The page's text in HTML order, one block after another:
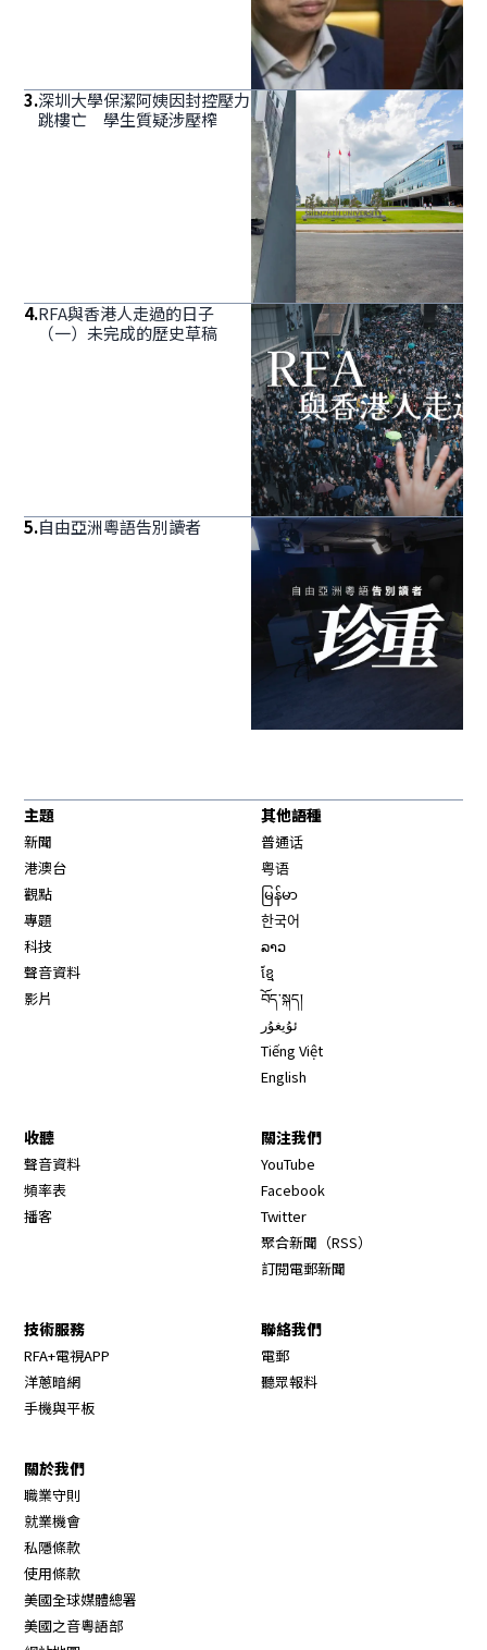
3.深圳大學保潔阿姨因封控壓力
跳樓亡 學生質疑涉壓榨
4.RFA與香港人走過的日子
（一）未完成的歷史草稿
5.自由亞洲粵語告別讀者
主題
新聞
港澳台
觀點
專題
科技
聲音資料
影片
其他語種
普通话
粤语
မြန်မာ
한국어
ລາວ
ខ្មែ
བོད་སྐད།
ئۇيغۇر
Tiếng Việt
English
收聽
聲音資料
頻率表
播客
關注我們
YouTube
Facebook
Twitter
聚合新聞（RSS）
訂閱電郵新聞
技術服務
RFA+電視APP
洋蔥暗網
手機與平板
聯絡我們
電郵
聽眾報料
關於我們
職業守則
就業機會
私隱條款
使用條款
美國全球媒體總署
美國之音粵語部